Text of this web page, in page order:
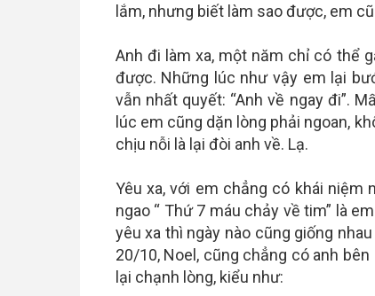
lắm, nhưng biết làm sao được, em
Anh đi làm xa, một năm chỉ có thể
được. Những lúc như vậy em lại
vẫn nhất quyết: “Anh về ngay đi”.
lúc em cũng dặn lòng phải ngoan,
chịu nỗi là lại đòi anh về. Lạ.
Yêu xa, với em chẳng có khái
ngao “ Thứ 7 máu chảy về tim” là
yêu xa thì ngày nào cũng giống
20/10, Noel, cũng chẳng có anh
lại chạnh lòng, kiểu như: